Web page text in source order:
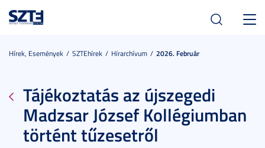
Hírek, Események SZTEhírek Hírarchívum 2026. Február
Tájékoztatás az újszegedi
Madzsar József Kollégiumban
történt tűzesetről